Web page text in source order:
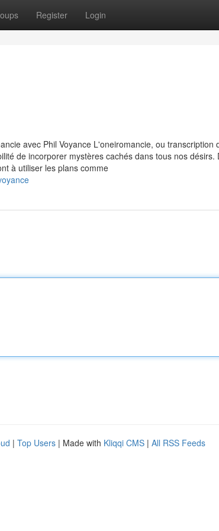
Register Login
avec Phil Voyance L'oneiromancie, ou transcription
de incorporer mystères cachés dans tous nos désirs.
à utiliser les plans comme
| Top Users | Made with Kliqqi CMS | All RSS Feeds